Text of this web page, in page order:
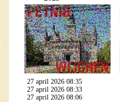
27 april 2026 08:35
27 april 2026 08:33
27 april 2026 08:06